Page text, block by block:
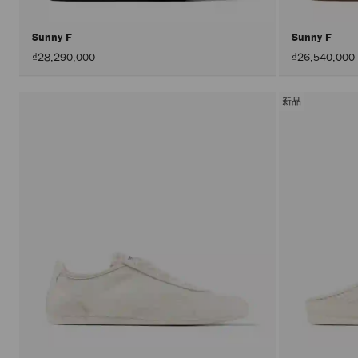
Sunny F
₫28,290,000
Sunny F
₫26,540,000
新品